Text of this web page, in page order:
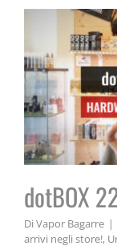
dotBOX
Di Vapor Bagarre |
arrivi negli store!,